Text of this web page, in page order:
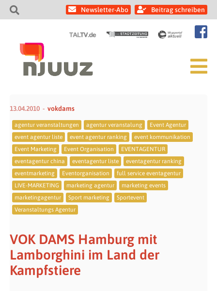
Newsletter-Abo Beitrag schreiben
13.04.2010 vokdams
agentur veranstaltungen agentur veranstalung
Event Agentur
event agentur liste
event agentur ranking
event kommunikation
Event Marketing
Event Organisation
EVENTAGENTUR
eventagentur china
eventagentur liste
eventagentur ranking
eventmarketing
Eventorganisation
full service eventagentur
LIVE-MARKETING
marketing agentur
marketing events
marketingagentur
Sport marketing
Sportevent
Veranstaltungs Agentur
VOK DAMS Hamburg mit
Lamborghini im Land der
Kampfstiere